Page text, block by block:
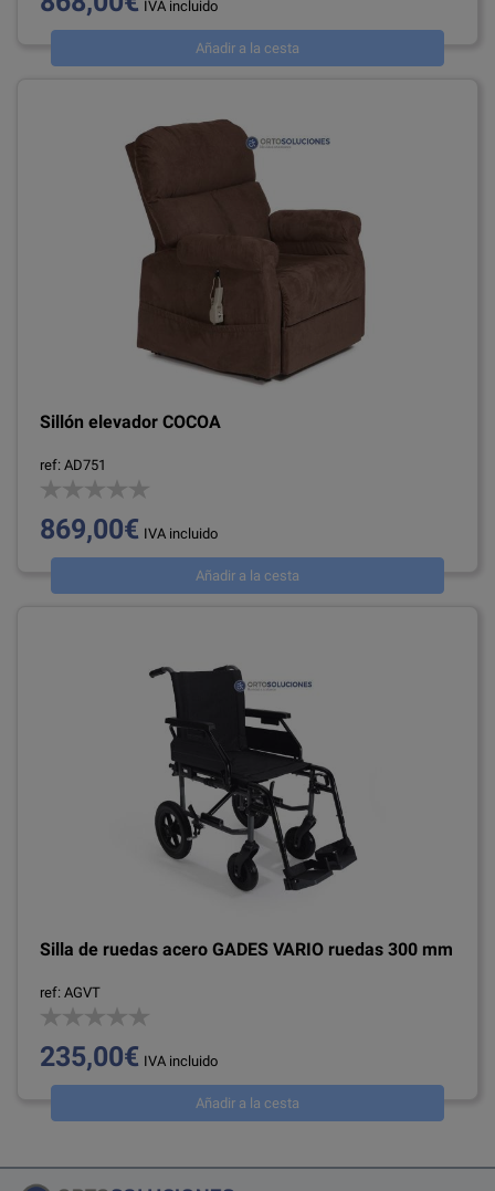
IVA incluido
Añadir a la cesta
Sillón elevador COCOA
ref: AD751
869,00€ IVA incluido
Añadir a la cesta
Silla de ruedas acero GADES VARIO ruedas 300 mm
ref: AGVT
235,00€ IVA incluido
Añadir a la cesta